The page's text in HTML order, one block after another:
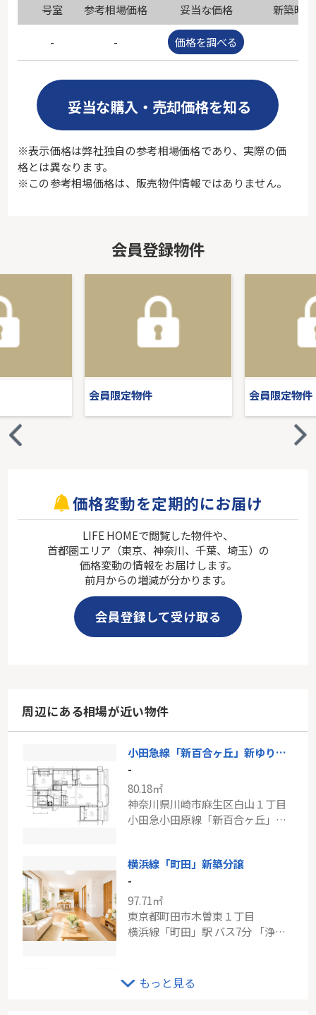
号室 参考相場価格 妥当な価格 新築時
- - 価格を調べる
妥当な購入・売却価格を知る
※表示価格は弊社独自の参考相場価格であり、実際の価
格とは異なります。
※この参考相場価格は、販売物件情報ではありません。
会員登録物件
会員限定物件 会員限定物件
価格変動を定期的にお届け
LIFE HOMEで閲覧した物件や、
首都圏エリア（東京、神奈川、千葉、埼玉）の
価格変動の情報をお届けします。
前月からの増減が分かります。
会員登録して受け取る
周辺にある相場が近い物件
小田急線「新百合ヶ丘」新ゆりグリーンタウンさつき街区2号棟
-
80.18㎡
神奈川県川崎市麻生区白山１丁目
小田急小田原線「新百合ヶ丘」駅 バス7分 「白山一丁目」 停歩2分
横浜線「町田」新築分譲
-
97.71㎡
東京都町田市木曽東１丁目
横浜線「町田」駅 バス7分 「浄水場前」 停歩1分
-
もっと見る